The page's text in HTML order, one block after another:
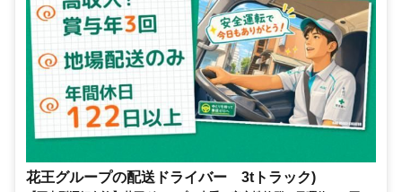
花王グループの配送ドライバー 3tトラック)